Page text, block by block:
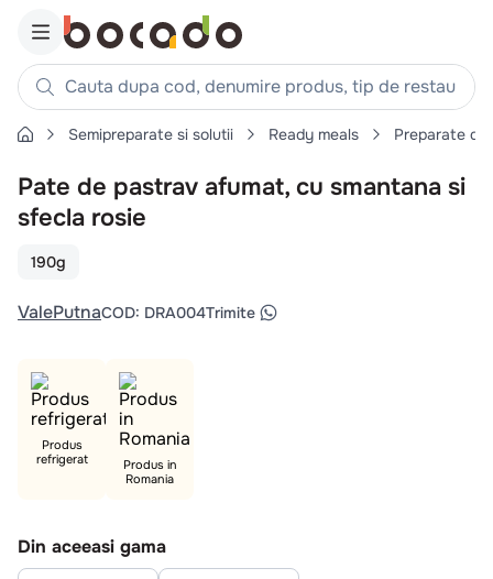
Cauta dupa cod, denumire produs, tip de restaurant,
Căutări populare
1. cartofi
2. piept pui
. pui
5. burger
. aripi
ceafa
croissant
Semipreparate si solutii Ready meals Preparate
Pate de pastrav afumat, cu smantana si
sfecla rosie
190g
ValePutnaCOD: DRA004Trimite
Produs
refrigerat
Produs in
Romania
Din aceeasi gama